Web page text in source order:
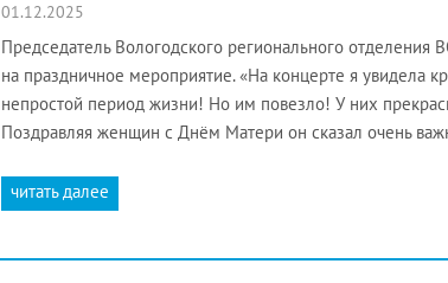
01.12.2025
Председатель Вологодского регионального
на праздничное мероприятие. «На концерте я увидела
непростой период жизни! Но им повезло! У них
Поздравляя женщин с Днём Матери он сказал очень
читать далее